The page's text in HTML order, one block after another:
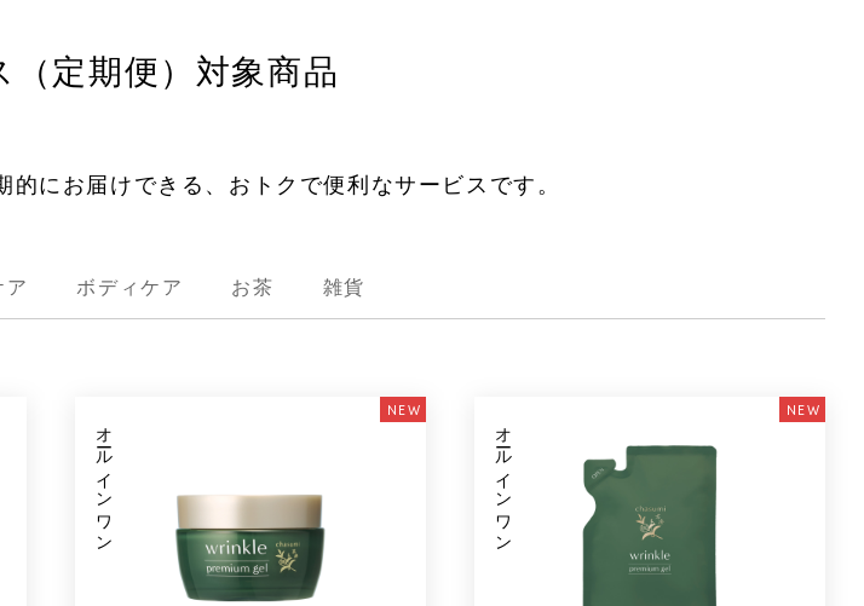
定期便） 対象商品
にお届けできる、おトクで便利なサービスです。
ボディケア お茶 雑貨
NEW
オールインワン
NEW
オールインワン